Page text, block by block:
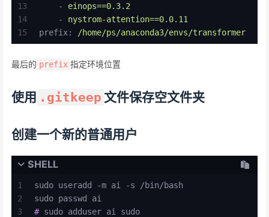
13
14
15
-
einops==0.3.2
-
nystrom-attention==0.0.11
prefix:
/home/ps/anaconda3/envs/transformer
最后的 prefix 指定环境位置
使用 .gitkeep 文件保存空文件夹
创建一个新的普通用户
SHELL
1
2
3
sudo useradd -m ai -s /bin/bash
sudo passwd ai
# sudo adduser ai sudo